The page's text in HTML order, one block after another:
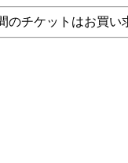
のチケットはお買い